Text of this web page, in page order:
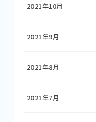
2021年10月
2021年9月
2021年8月
2021年7月